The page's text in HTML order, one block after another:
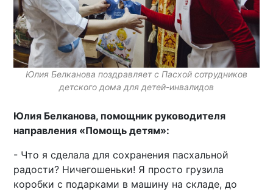
Юлия Белканова поздравляет с Пасхой сотрудников
детского дома для детей-инвалидов
Юлия Белканова, помощник руководителя
направления «Помощь детям»:
- Что я сделала для сохранения пасхальной
радости? Ничегошеньки! Я просто грузила
коробки с подарками в машину на складе, до